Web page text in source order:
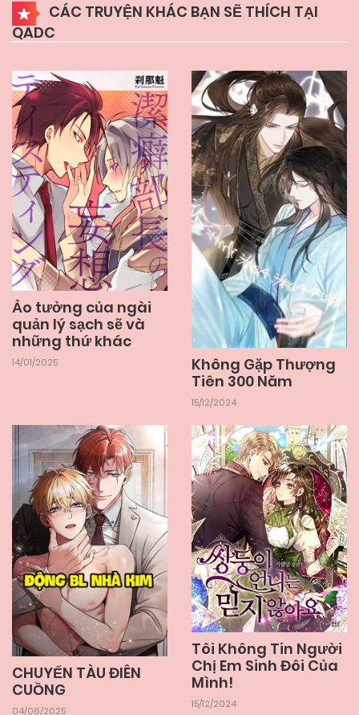
Chapter 25 13/12/2024
Chapter 24 13/12/2024
Chapter 23 13/12/2024
Chapter 22 13/12/2024
Chapter 21 13/12/2024
Chapter 20 13/12/2024
Chapter 18 13/12/2024
Chapter 17 13/12/2024
Chapter 16 13/12/2024
Chapter 15 13/12/2024
Chapter 14 13/12/2024
CÁC TRUYỆN KHÁC BẠN SẼ THÍCH TẠI
QADC
Ảo tưởng của ngài
quản lý sạch sẽ và
những thứ khác
14/01/2025
Không Gặp Thượng
Tiên 300 Năm
15/12/2024
CHUYẾN TÀU ĐIÊN
CUỒNG
04/06/2025
Tôi Không Tin Người
Chị Em Sinh Đôi Của
Mình!
15/12/2024